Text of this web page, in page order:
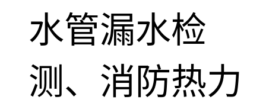
水管漏水检
测、消防热力